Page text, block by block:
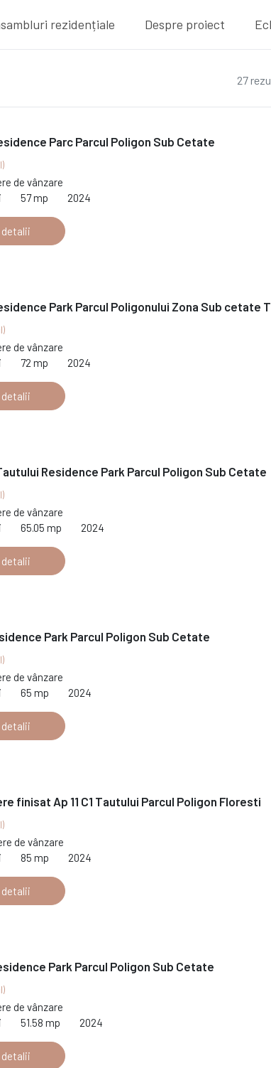
rezidențiale Despre proiect
27
Parc Parcul Poligon Sub Cetate
de vânzare
57 mp 2024
detalii
Park Parcul Poligonului Zona Sub cetate T
de vânzare
72 mp 2024
detalii
Residence Park Parcul Poligon Sub Cetate
de vânzare
65.05 mp 2024
detalii
Park Parcul Poligon Sub Cetate
de vânzare
65 mp 2024
detalii
finisat Ap 11 C1 Tautului Parcul Poligon Floresti
de vânzare
85 mp 2024
detalii
Park Parcul Poligon Sub Cetate
de vânzare
51.58 mp 2024
detalii